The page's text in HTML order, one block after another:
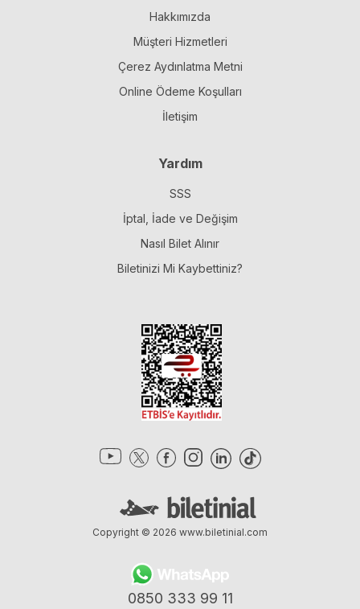
Hakkımızda
Müşteri Hizmetleri
Çerez Aydınlatma Metni
Online Ödeme Koşulları
İletişim
Yardım
SSS
İptal, İade ve Değişim
Nasıl Bilet Alınır
Biletinizi Mi Kaybettiniz?
0850 333 99 11
Copyright © 2026 www.biletinial.com